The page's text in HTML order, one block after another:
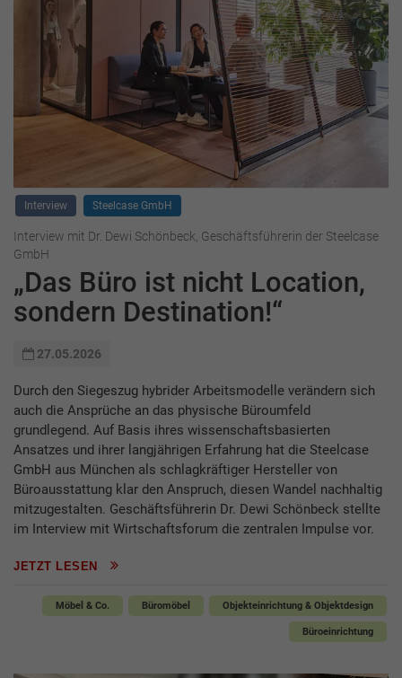
Interview Steelcase GmbH
Interview mit Dr. Dewi Schönbeck, Geschäftsführerin der Steelcase
GmbH
„Das Büro ist nicht Location,
sondern Destination!“
27.05.2026
Durch den Siegeszug hybrider Arbeitsmodelle verändern sich
auch die Ansprüche an das physische Büroumfeld
grundlegend. Auf Basis ihres wissenschaftsbasierten
Ansatzes und ihrer langjährigen Erfahrung hat die Steelcase
GmbH aus München als schlagkräftiger Hersteller von
Büroausstattung klar den Anspruch, diesen Wandel nachhaltig
mitzugestalten. Geschäftsführerin Dr. Dewi Schönbeck stellte
im Interview mit Wirtschaftsforum die zentralen Impulse vor.
JETZT LESEN
Möbel & Co. Büromöbel Objekteinrichtung & Objektdesign
Büroeinrichtung